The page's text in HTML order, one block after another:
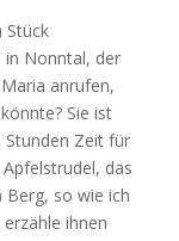
Stück
in Nonntal, der
anrufen,
Sie ist
Zeit für
das
Berg, so wie ich
ihnen